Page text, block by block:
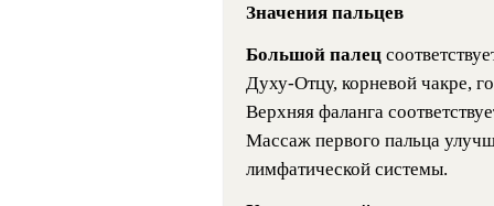
Значения пальцев
Большой палец
Духу-Отцу, корневой чакре,
Верхняя фаланга
Массаж первого пальца
лимфатической системы.